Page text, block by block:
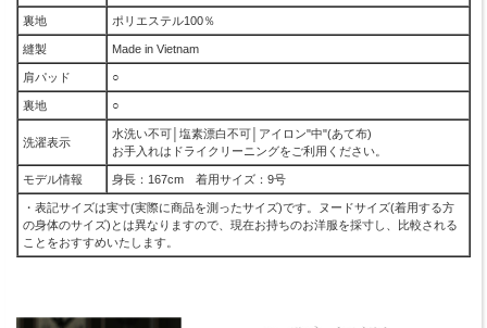
裏地 ポリエステル100％
縫製 Made in Vietnam
肩パッド ○
裏地 ○
洗濯表示
水洗い不可│塩素漂白不可│アイロン"中"(あて布)
お手入れはドライクリーニングをご利用ください。
モデル情報 身長：167cm 着用サイズ：9号
・表記サイズは実寸(実際に商品を測ったサイズ)です。ヌードサイズ(着用する方
の身体のサイズ)とは異なりますので、現在お持ちのお洋服を採寸し、比較される
ことをおすすめいたします。